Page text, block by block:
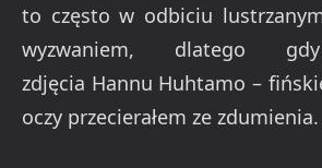
to często w odbiciu
wyzwaniem, dlatego gdy
zdjęcia Hannu Huhtamo –
oczy przecierałem ze zdumienia.